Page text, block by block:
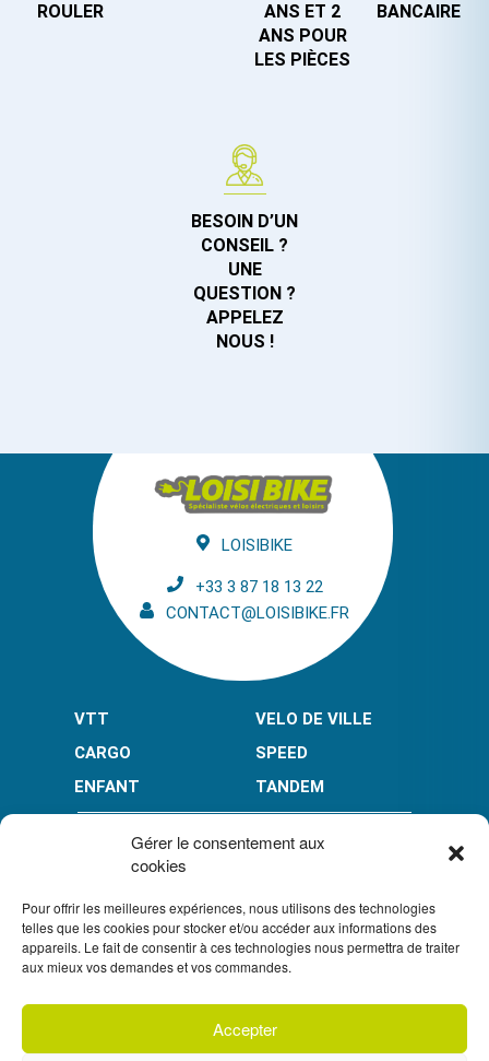
Gérer le consentement aux
cookies
Pour offrir les meilleures expériences, nous utilisons des technologies
telles que les cookies pour stocker et/ou accéder aux informations des
appareils. Le fait de consentir à ces technologies nous permettra de traiter
aux mieux vos demandes et vos commandes.
Accepter
ROULER
ANS ET 2
ANS POUR
LES PIÈCES
BANCAIRE
BESOIN D’UN
CONSEIL ?
UNE
QUESTION ?
APPELEZ
NOUS !
notre newsletter
LOISIBIKE
+33 3 87 18 13 22
CONTACT@LOISIBIKE.FR
VTT
VELO DE VILLE
CARGO
SPEED
ENFANT
TANDEM
PAIEMENT EN PLUSIEURS FOIS* :
LIMITÉ À 3000 € POUR LE 10X. LIMITÉ À 6000 € POUR LE 3X ET 4X.
CONDITION GÉNÉRALES DE VENTE
POLITIQUE DE CONFIDENTIALITÉ